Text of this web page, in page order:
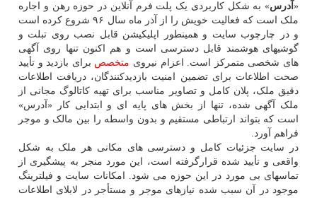
« آدرس» به شکل کاربردی یک پلت فرم آنلاین در حوزه رهن و اجاره
ملک است که فعالیت خویش را از آذر ماه سال ۹۶ شروع کرده است
و در چارچوب سایت و همینطور اپلیکیشن قابل نصب روی تبلت و
گوشیهای هوشمند قابل دسترسی است و هم اکنون تنها روی آگهی
های شخصی متمرکز است. اعزام نیروی متخصص برای بازدید و تأیید
صحت اطلاعات برای تضمین امنیت بازدیدکنندگان، دریافت اطلاعات
دقیق ملک، پلان کامل و تصاویر مناسب برای تهیه کاتالوگ مجانی از
ملک آگهی شده، تنها از بخش های پایه ای و ابتدایی کار «آدرس»
است که بتواند ارتباطی مستقیم و بدون واسطه را بین مالک و موجر
فراهم آورد.
در سایت جزئیات کامل و دسترسی های مکانی هر ملک به شکل
واقعی و تأیید شده قرارگرفته است، این مورد منجر به پیشگیری از
تماسهای بی مورد در این حوزه می شود. امکانات سایت و فیلترینگ
موجود در آن سبب شده نیازهای موجر و مستأجر در لابلای اطلاعات